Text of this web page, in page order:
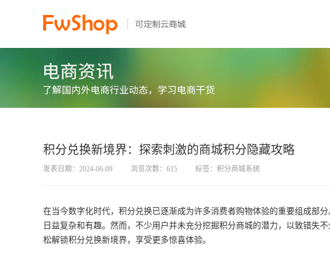
积分兑换新境界：探索刺激的商城积分隐藏攻略
发表日期：2024-06-09 浏览次数：615 标签：积分商城系统
在当今数字化时代，积分兑换已逐渐成为许多消费者购物体验的重要组成部
日益复杂和有趣。然而，不少用户并未充分挖掘积分商城的潜力，以致错失
松解锁积分兑换新境界，享受更多惊喜体验。